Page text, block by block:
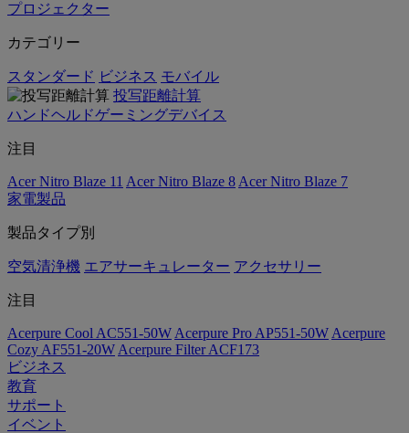
プロジェクター
カテゴリー
スタンダード ビジネス モバイル
投写距離計算
ハンドヘルドゲーミングデバイス
注目
Acer Nitro Blaze 11 Acer Nitro Blaze 8 Acer Nitro Blaze 7
家電製品
製品タイプ別
空気清浄機 エアサーキュレーター アクセサリー
注目
Acerpure Cool AC551-50W Acerpure Pro AP551-50W Acerpure
Cozy AF551-20W Acerpure Filter ACF173
ビジネス
教育
サポート
イベント